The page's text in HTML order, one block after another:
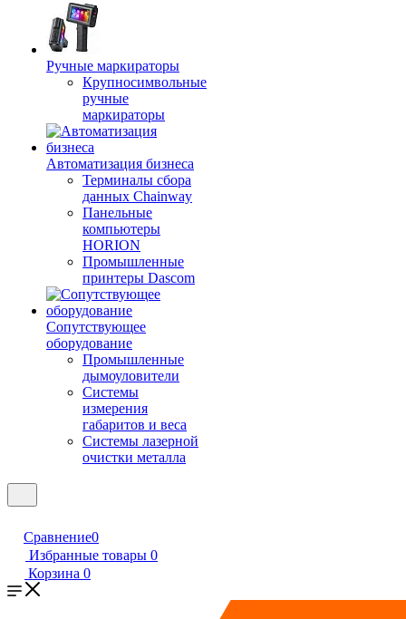
Ручные маркираторы
Крупносимвольные
ручные
маркираторы
Автоматизация бизнеса
Терминалы сбора
данных Chainway
Панельные
компьютеры
HORION
Промышленные
принтеры Dascom
Сопутствующее
оборудование
Промышленные
дымоуловители
Системы
измерения
габаритов и веса
Системы лазерной
очистки металла
Сравнение0
Избранные товары 0
Корзина 0